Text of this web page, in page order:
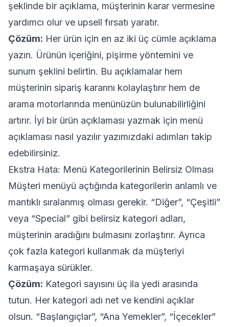
şeklinde bir açıklama, müşterinin karar vermesine
yardımcı olur ve upsell fırsatı yaratır.
Çözüm: Her ürün için en az iki üç cümle açıklama
yazın. Ürünün içeriğini, pişirme yöntemini ve
sunum şeklini belirtin. Bu açıklamalar hem
müşterinin sipariş kararını kolaylaştırır hem de
arama motorlarında menünüzün bulunabilirliğini
artırır. İyi bir ürün açıklaması yazmak için menü
açıklaması nasıl yazılır yazımızdaki adımları takip
edebilirsiniz.
Ekstra Hata: Menü Kategorilerinin Belirsiz Olması
Müşteri menüyü açtığında kategorilerin anlamlı ve
mantıklı sıralanmış olması gerekir. “Diğer”, “Çeşitli”
veya “Special” gibi belirsiz kategori adları,
müşterinin aradığını bulmasını zorlaştırır. Ayrıca
çok fazla kategori kullanmak da müşteriyi
karmaşaya sürükler.
Çözüm: Kategori sayısını üç ila yedi arasında
tutun. Her kategori adı net ve kendini açıklar
olsun. “Başlangıçlar”, “Ana Yemekler”, “İçecekler”